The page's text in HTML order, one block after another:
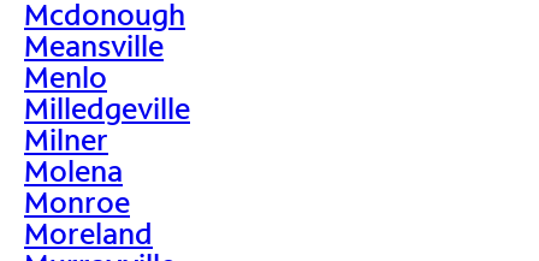
Mcdonough
Meansville
Menlo
Milledgeville
Milner
Molena
Monroe
Moreland